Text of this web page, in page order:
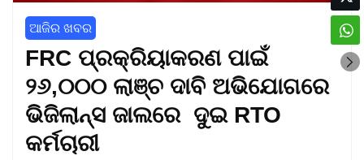
ଆଜିର ଖବର
FRC ପ୍ରକ୍ରିୟାକରଣ ପାଇଁ
୨୬,୦୦୦ ଲାଞ୍ଚ ଦାବି ଅଭିଯୋଗରେ
ଭିଜିଲାନ୍ସ ଜାଲରେ ଦୁଇ RTO
କର୍ମଚାରୀ